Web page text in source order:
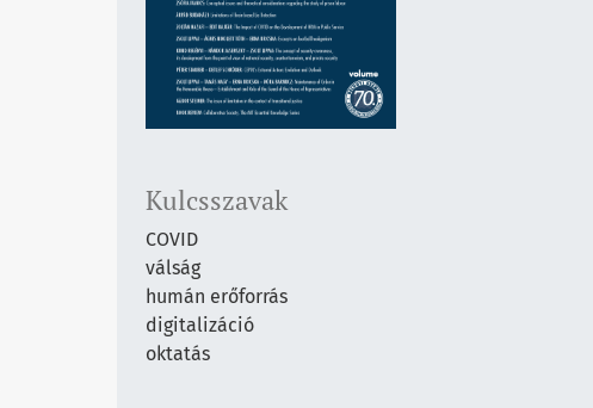
Kulcsszavak
COVID
válság
humán erőforrás
digitalizáció
oktatás